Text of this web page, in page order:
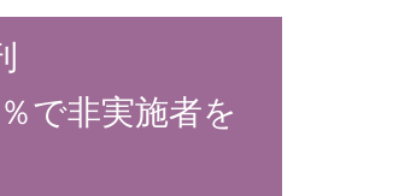
で非実施者を